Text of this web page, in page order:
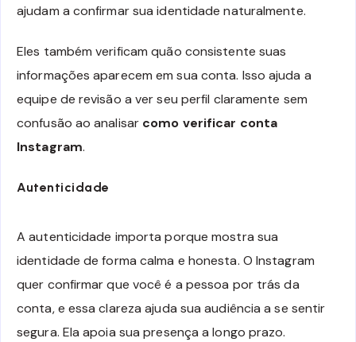
ajudam a confirmar sua identidade naturalmente.
Eles também verificam quão consistente suas
informações aparecem em sua conta. Isso ajuda a
equipe de revisão a ver seu perfil claramente sem
confusão ao analisar como verificar conta
Instagram.
Autenticidade
A autenticidade importa porque mostra sua
identidade de forma calma e honesta. O Instagram
quer confirmar que você é a pessoa por trás da
conta, e essa clareza ajuda sua audiência a se sentir
segura. Ela apoia sua presença a longo prazo.